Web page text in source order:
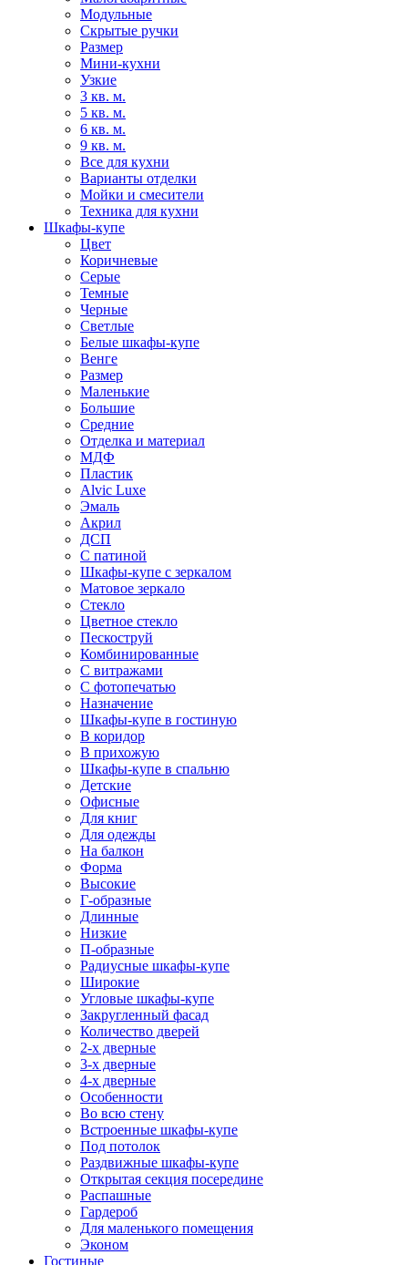
Модульные
Скрытые ручки
Размер
Мини-кухни
Узкие
3 кв. м.
5 кв. м.
6 кв. м.
9 кв. м.
Все для кухни
Варианты отделки
Мойки и смесители
Техника для кухни
Шкафы-купе
Цвет
Коричневые
Серые
Темные
Черные
Светлые
Белые шкафы-купе
Венге
Размер
Маленькие
Большие
Средние
Отделка и материал
МДФ
Пластик
Alvic Luxe
Эмаль
Акрил
ДСП
С патиной
Шкафы-купе с зеркалом
Матовое зеркало
Стекло
Цветное стекло
Пескоструй
Комбинированные
С витражами
С фотопечатью
Назначение
Шкафы-купе в гостиную
В коридор
В прихожую
Шкафы-купе в спальню
Детские
Офисные
Для книг
Для одежды
На балкон
Форма
Высокие
Г-образные
Длинные
Низкие
П-образные
Радиусные шкафы-купе
Широкие
Угловые шкафы-купе
Закругленный фасад
Количество дверей
2-х дверные
3-х дверные
4-х дверные
Особенности
Во всю стену
Встроенные шкафы-купе
Под потолок
Раздвижные шкафы-купе
Открытая секция посередине
Распашные
Гардероб
Для маленького помещения
Эконом
Гостиные